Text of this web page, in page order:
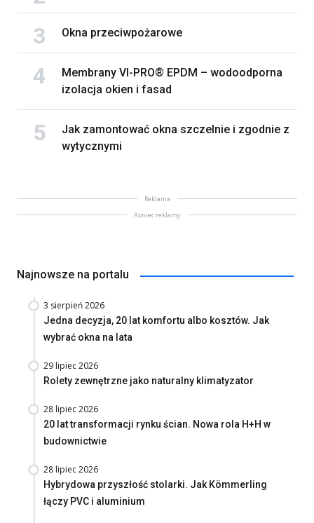
Okna przeciwpożarowe
Membrany VI-PRO® EPDM – wodoodporna
izolacja okien i fasad
Jak zamontować okna szczelnie i zgodnie z
wytycznymi
Reklama
Koniec reklamy
Najnowsze na portalu
3 sierpień 2026
Jedna decyzja, 20 lat komfortu albo kosztów. Jak
wybrać okna na lata
29 lipiec 2026
Rolety zewnętrzne jako naturalny klimatyzator
28 lipiec 2026
20 lat transformacji rynku ścian. Nowa rola H+H w
budownictwie
28 lipiec 2026
Hybrydowa przyszłość stolarki. Jak Kömmerling
łączy PVC i aluminium